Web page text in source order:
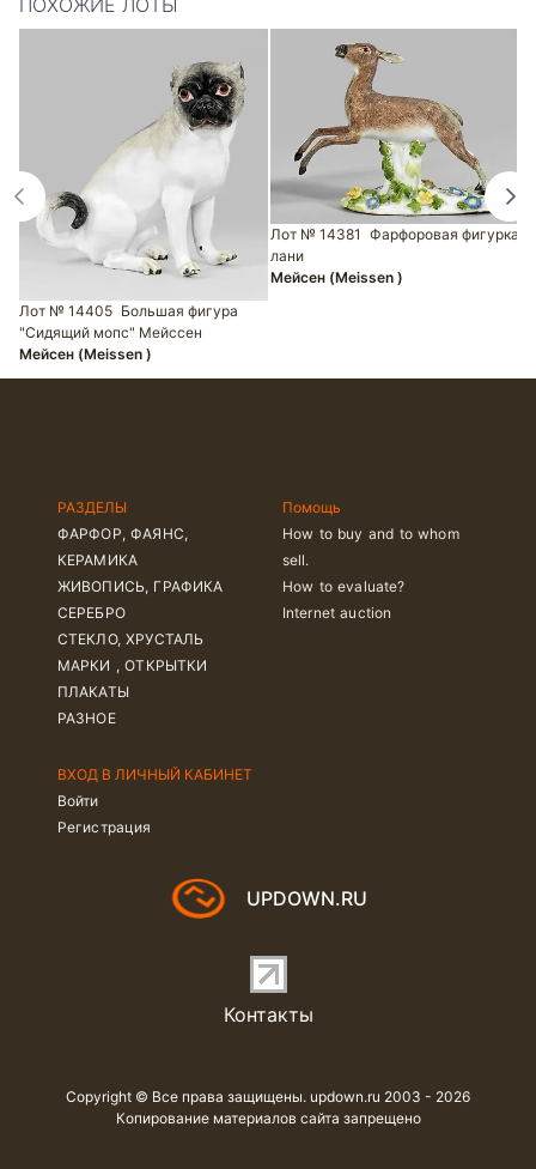
Лот № 14405 Большая фигура
"Сидящий мопс" Мейссен
Мейсен (Meissen )
Лот № 14381 Фарфоровая фигурка
лани
Мейсен (Meissen )
РАЗДЕЛЫ
ФАРФОР, ФАЯНС,
КЕРАМИКА
ЖИВОПИСЬ, ГРАФИКА
СЕРЕБРО
СТЕКЛО, ХРУСТАЛЬ
МАРКИ , ОТКРЫТКИ
ПЛАКАТЫ
РАЗНОЕ
Помощь
How to buy and to whom
sell.
How to evaluate?
Internet auction
ВХОД В ЛИЧНЫЙ КАБИНЕТ
Войти
Регистрация
UPDOWN.RU
Контакты
Copyright © Все права защищены. updown.ru 2003 - 2026
Копирование материалов сайта запрещено